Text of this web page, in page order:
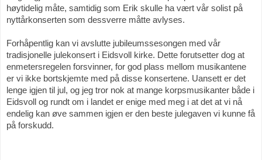
høytidelig måte, samtidig som Erik skulle ha vært vår solist på
nyttårkonserten som dessverre måtte avlyses.
Forhåpentlig kan vi avslutte jubileumssesongen med vår
tradisjonelle julekonsert i Eidsvoll kirke. Dette forutsetter dog at
enmetersregelen forsvinner, for god plass mellom musikantene
er vi ikke bortskjemte med på disse konsertene. Uansett er det
lenge igjen til jul, og jeg tror nok at mange korpsmusikanter både i
Eidsvoll og rundt om i landet er enige med meg i at det at vi nå
endelig kan øve sammen igjen er den beste julegaven vi kunne få
på forskudd.